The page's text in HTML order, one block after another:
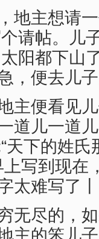
地主想请
请帖。儿
阳都下山
，便去儿
主便看见
道儿一道
天下的姓氏
上写到现在
太难写了丨
无尽的，
主的笨儿